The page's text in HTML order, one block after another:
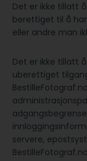
Det er ikke tillatt
berettiget til å
eller andre man
Det er ikke tillatt
uberettiget
servere,